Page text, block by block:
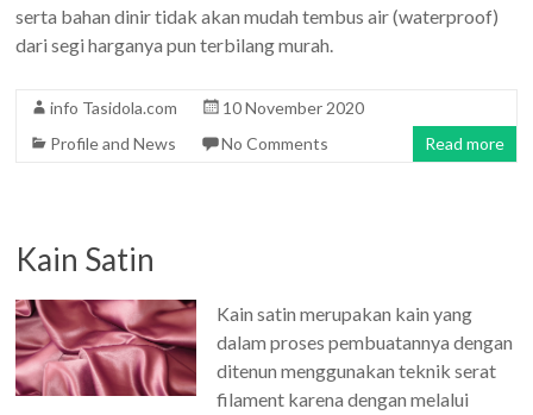
serta bahan dinir tidak akan mudah tembus air (waterproof)
dari segi harganya pun terbilang murah.
info Tasidola.com
10 November 2020
Profile and News
No Comments Read more
Kain Satin
Kain satin merupakan kain yang
dalam proses pembuatannya dengan
ditenun menggunakan teknik serat
filament karena dengan melalui